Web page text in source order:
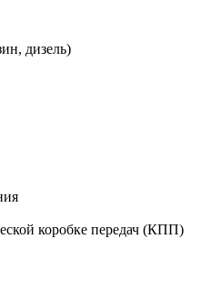
дизель)
коробке передач (КПП)